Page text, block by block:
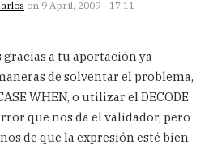
on 9 April, 2009 - 17:11
gracias a tu aportación ya
de solventar el problema,
WHEN, o utilizar el DECODE
que nos da el validador, pero
de que la expresión esté bien